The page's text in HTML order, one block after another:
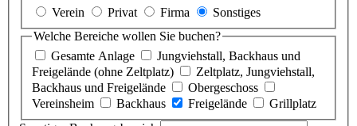
Verein
Privat Firma
Sonstiges
Welche Bereiche wollen Sie buchen?
Gesamte Anlage
Jungviehstall, Backhaus und
Freigelände (ohne Zeltplatz)
Zeltplatz, Jungviehstall,
Backhaus und Freigelände
Obergeschoss
Vereinsheim
Backhaus Freigelände
Grillplatz